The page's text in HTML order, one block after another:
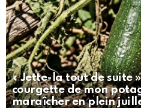
« Jette-la tout de suite
courgette de mon
maraîcher en plein